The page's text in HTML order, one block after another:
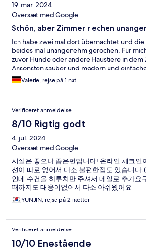
19. mar. 2024
Oversæt med Google
Schön, aber Zimmer riechen
Ich habe zwei mal dort übernachtet und
beides mal unangenehm gerochen. Für
zuvor Hunde oder andere Haustiere in dem
Ansonsten sauber und modern und
Valerie, rejse på 1 nat
Verificeret anmeldelse
8/10 Rigtig godt
4. jul. 2024
Oversæt med Google
시설은 좋으나 좁은편입니다! 온라인 체크인
션이 따로 없어서 다소 불편한점도 있습니다
인데 수건을 하루치만 주셔서 메일로 추가요
때까지도 대응이없어서 다소 아쉬웠어요
YUNJIN, rejse på 2 nætter
Verificeret anmeldelse
10/10 Enestående